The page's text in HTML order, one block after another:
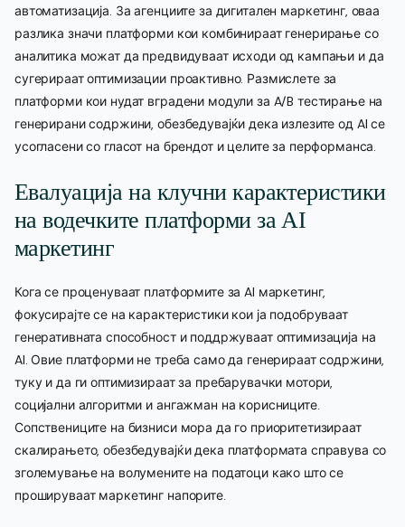
автоматизација. За агенциите за дигитален маркетинг, оваа
разлика значи платформи кои комбинираат генерирање со
аналитика можат да предвидуваат исходи од кампањи и да
сугерираат оптимизации проактивно. Размислете за
платформи кои нудат вградени модули за A/B тестирање на
генерирани содржини, обезбедувајќи дека излезите од AI се
усогласени со гласот на брендот и целите за перформанса.
Евалуација на клучни карактеристики
на водечките платформи за AI
маркетинг
Кога се проценуваат платформите за AI маркетинг,
фокусирајте се на карактеристики кои ја подобруваат
генеративната способност и поддржуваат оптимизација на
AI. Овие платформи не треба само да генерираат содржини,
туку и да ги оптимизираат за пребарувачки мотори,
социјални алгоритми и ангажман на корисниците.
Сопствениците на бизниси мора да го приоритетизираат
скалирањето, обезбедувајќи дека платформата справува со
зголемување на волумените на податоци како што се
прошируваат маркетинг напорите.